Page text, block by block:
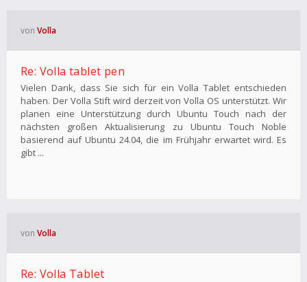
von Volla
Re: Volla tablet pen
Vielen Dank, dass Sie sich für ein Volla Tablet entschieden
haben. Der Volla Stift wird derzeit von Volla OS unterstützt. Wir
planen eine Unterstützung durch Ubuntu Touch nach der
nächsten großen Aktualisierung zu Ubuntu Touch Noble
basierend auf Ubuntu 24.04, die im Frühjahr erwartet wird. Es
gibt ...
von Volla
Re: Volla Tablet